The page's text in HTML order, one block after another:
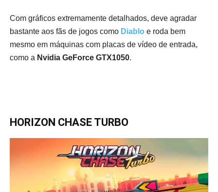
Com gráficos extremamente detalhados, deve agradar
bastante aos fãs de jogos como Diablo e roda bem
mesmo em máquinas com placas de vídeo de entrada,
como a Nvidia GeForce GTX1050.
HORIZON CHASE TURBO